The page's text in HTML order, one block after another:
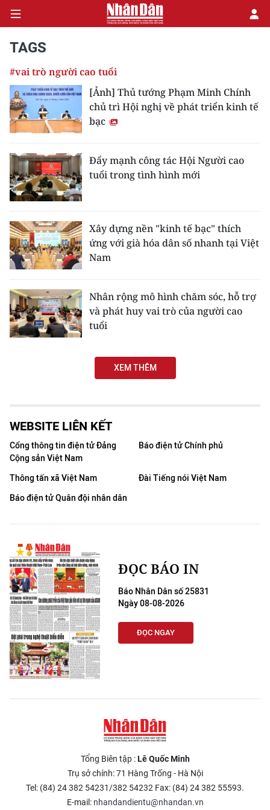
CHÍNH TRỊ
KINH TẾ
XÃ HỘI
PHÁP LUẬT
DU LỊCH
THẾ GIỚI
GIÁO DỤC
KHOA HỌC - CÔNG NGHỆ
BẠN ĐỌC
KIỂM CHỨNG THÔNG TIN
CHƯƠNG TRÌNH OCOP - MỖI XÃ
MỘT SẢN PHẨM
RADIO
MEDIA CENTER
E-Magazine
Video
Media Văn hóa
Media Xã hội
TAGS
#vai trò người cao tuổi
[Ảnh] Thủ tướng Phạm Minh Chính
chủ trì Hội nghị về phát triển kinh tế
bạc
Đẩy mạnh công tác Hội Người cao
tuổi trong tình hình mới
Xây dựng nền "kinh tế bạc" thích
ứng với già hóa dân số nhanh tại Việt
Nam
Nhân rộng mô hình chăm sóc, hỗ trợ
và phát huy vai trò của người cao
tuổi
XEM THÊM
WEBSITE LIÊN KẾT
Cổng thông tin điện tử Đảng
Cộng sản Việt Nam
Báo điện tử Chính phủ
Thông tấn xã Việt Nam
Đài Tiếng nói Việt Nam
Báo điện tử Quân đội nhân dân
ĐỌC BÁO IN
Báo Nhân Dân số 25831
Ngày 08-08-2026
ĐỌC NGAY
Tổng Biên tập :Lê Quốc Minh
Trụ sở chính: 71 Hàng Trống - Hà Nội
Tel: (84) 24 382 54231/382 54232 Fax: (84) 24 382 55593.
E-mail: nhandandientu@nhandan.vn